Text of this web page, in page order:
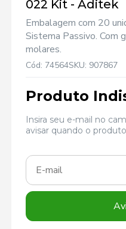
022 Kit - Aditek
Embalagem com 20
Sistema Passivo. Com
molares.
Cód: 74564SKU: 907867
Produto
Insira seu e-mail no
avisar quando o